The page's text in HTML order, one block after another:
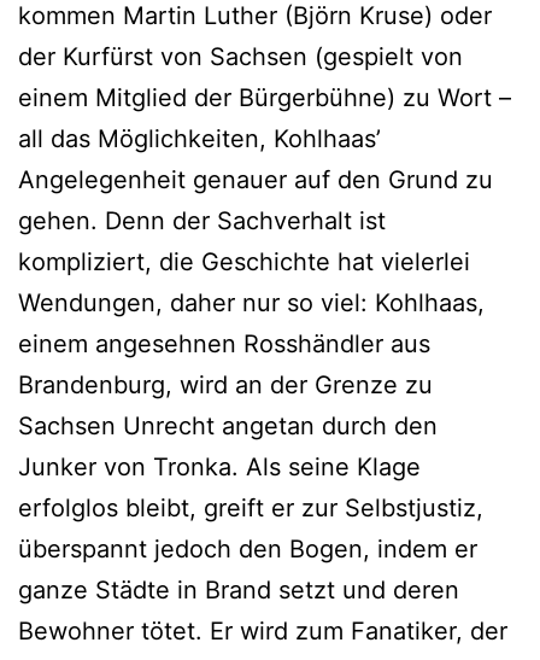
kommen Martin Luther (Björn Kruse) oder
der Kurfürst von Sachsen (gespielt von
einem Mitglied der Bürgerbühne) zu Wort –
all das Möglichkeiten, Kohlhaas’
Angelegenheit genauer auf den Grund zu
gehen. Denn der Sachverhalt ist
kompliziert, die Geschichte hat vielerlei
Wendungen, daher nur so viel: Kohlhaas,
einem angesehnen Rosshändler aus
Brandenburg, wird an der Grenze zu
Sachsen Unrecht angetan durch den
Junker von Tronka. Als seine Klage
erfolglos bleibt, greift er zur Selbstjustiz,
überspannt jedoch den Bogen, indem er
ganze Städte in Brand setzt und deren
Bewohner tötet. Er wird zum Fanatiker, der